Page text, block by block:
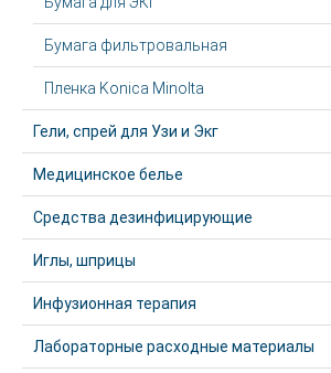
Бумага фильтровальная
Пленка Konica Minolta
Гели, спрей для Узи и Экг
Медицинское белье
Средства дезинфицирующие
Иглы, шприцы
Инфузионная терапия
Лабораторные расходные материалы